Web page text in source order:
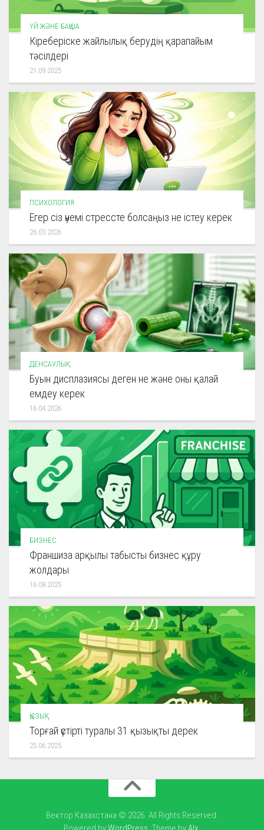
ҮЙ ЖӘНЕ БАҚША
Кіреберіске жайлылық берудің қарапайым
тәсілдері
21.09.2025
ПСИХОЛОГИЯ
Егер сіз үнемі стрессте болсаңыз не істеу керек
26.03.2026
ДЕНСАУЛЫҚ
Буын дисплазиясы деген не және оны қалай
емдеу керек
16.04.2026
БИЗНЕС
Франшиза арқылы табысты бизнес құру
жолдары
16.08.2025
ҚЫЗЫҚ
Торғай үстірті туралы 31 қызықты дерек
25.06.2025
Вектор Казахстана © 2026. All Rights Reserved.